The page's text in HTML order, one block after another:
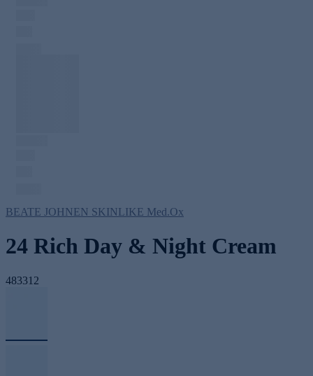
BEATE JOHNEN SKINLIKE Med.Ox
24 Rich Day & Night Cream
483312